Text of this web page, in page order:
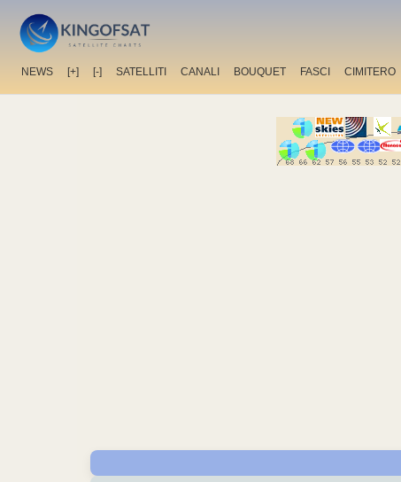
NEWS [+] [-] SATELLITI CANALI BOUQUET FASCI CIMITERO